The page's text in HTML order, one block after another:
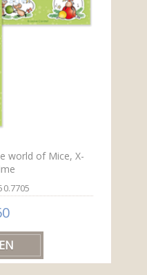
world of Mice, X-